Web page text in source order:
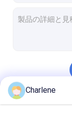
Charlene